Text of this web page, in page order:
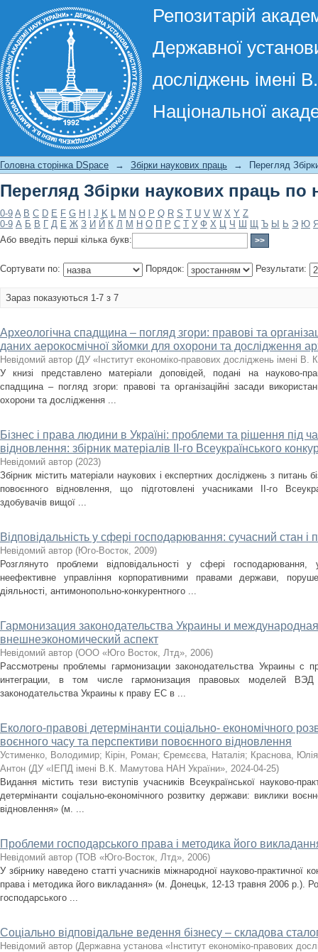
Репозитарій
Державної
досліджень імені
Національної
Перегляд Збірки наукових праць по
Головна сторінка DSpace → Збірки наукових праць → Перегляд
Перегляд Збірки наукових праць по
0-9 A B C D E F G H J K L M N O P Q R S T U V W X Y Z
0-9 А Б В Г Д Е Ж З И Й К Л М Н О П Р С Т У Ф Х Ц Ч Ш Щ Ъ Ы Ь Э Ю
Або введіть перші кілька букв:
Сортувати по: Порядок: Результати:
Зараз показуються 1-7 з 7
Археологічна спадщина – погляд згори: правові та
даних аерокосмічної зйомки для охорони та дослідження
Невідомий автор (ДУ «Інститут економіко-правових досліджень імені
У книзі представлено матеріали доповідей, подані на науково-
спадщина – погляд згори: правові та організаційні засади
охорони та дослідження ...
Бізнес і права людини в Україні: проблеми та рішення під
відновлення: збірник матеріалів ІІ-го Всеукраїнського
Невідомий автор (2023)
Збірник містить матеріали наукових і експертних досліджень з питань
повоєнного відновлення, що підготовлені учасниками ІІ-го
здобувачів вищої ...
Відповідальність у сфері господарювання: сучасний стан і
Невідомий автор (Юго-Восток, 2009)
Розглянуто проблеми відповідальності у сфері
неефективне управління корпоративними правами держави,
діяльності, антимонопольно-конкурентного ...
Гармонизация законодательства Украины и
внешнеэкономический аспект
Невідомий автор (ООО «Юго Восток, Лтд», 2006)
Рассмотрены проблемы гармонизации законодательства Украины
интеграции, в том числе гармонизация правовых моделей
законодательства Украины к праву ЕС в ...
Еколого-правові детермінанти соціально- економічного
воєнного часу та перспективи повоєнного відновлення
Устименко, Володимир; Кірін, Роман; Єремєєва, Наталія; Краснова, Юлія
Антон (ДУ «ІЕПД імені В.К. Мамутова НАН України», 2024-04-25)
Видання містить тези виступів учасників Всеукраїнської науково-
детермінанти соціально-економічного розвитку держави: виклики
відновлення» (м. ...
Проблеми господарського права і методика його
Невідомий автор (ТОВ «Юго-Восток, Лтд», 2006)
У збірнику наведено статті учасників міжнародної науково-практичної
права і методика його викладання» (м. Донецьк, 12-13 травня 2006 р.).
господарського ...
Соціально відповідальне ведення бізнесу – складова
Невідомий автор (Державна установа «Інститут економіко-правових